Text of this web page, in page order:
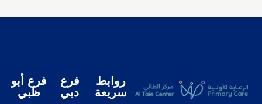
روابط
سريعة
فرع
دبي
فرع أبو
ظبي